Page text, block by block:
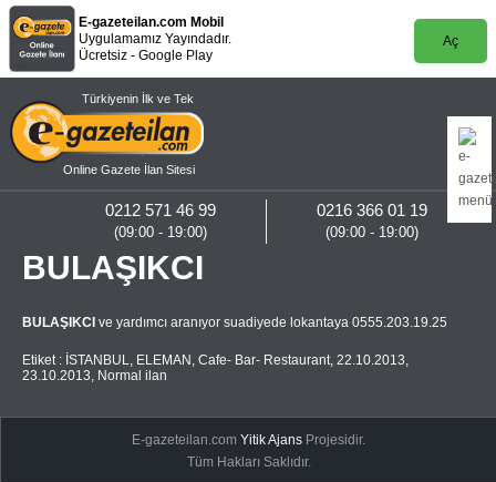
E-gazeteilan.com Mobil
Uygulamamız Yayındadır.
Ücretsiz - Google Play
Aç
Türkiyenin İlk ve Tek
Online Gazete İlan Sitesi
0216 366 01 19
(09:00 - 19:00)
0212 571 46 99
(09:00 - 19:00)
BULAŞIKCI
BULAŞIKCI ve yardımcı aranıyor suadiyede lokantaya 0555.203.19.25
Etiket : İSTANBUL, ELEMAN , Cafe- Bar- Restaurant, 22.10.2013,
23.10.2013, Normal ilan
E-gazeteilan.comYitik Ajans Projesidir.
Tüm Hakları Saklıdır.